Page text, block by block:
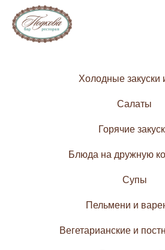
Холодные закуски
Салаты
Горячие
Блюда на дружную
Супы
Пельмени и
Вегетарианские и